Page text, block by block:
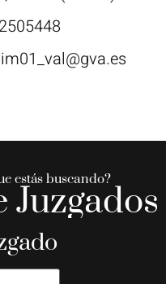
estás buscando?
Juzgados